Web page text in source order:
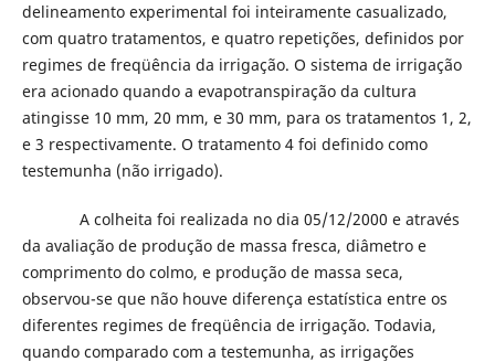
delineamento experimental foi inteiramente casualizado,
com quatro tratamentos, e quatro repetições, definidos por
regimes de freqüência da irrigação. O sistema de irrigação
era acionado quando a evapotranspiração da cultura
atingisse 10 mm, 20 mm, e 30 mm, para os tratamentos 1, 2,
e 3 respectivamente. O tratamento 4 foi definido como
testemunha (não irrigado).
A colheita foi realizada no dia 05/12/2000 e através
da avaliação de produção de massa fresca, diâmetro e
comprimento do colmo, e produção de massa seca,
observou-se que não houve diferença estatística entre os
diferentes regimes de freqüência de irrigação. Todavia,
quando comparado com a testemunha, as irrigações